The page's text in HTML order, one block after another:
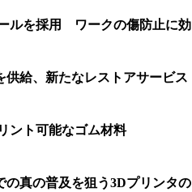
ルを採用 ワークの傷防止に効
給、新たなレストアサービス
ント可能なゴム材料
真の普及を狙う3Dプリンタの